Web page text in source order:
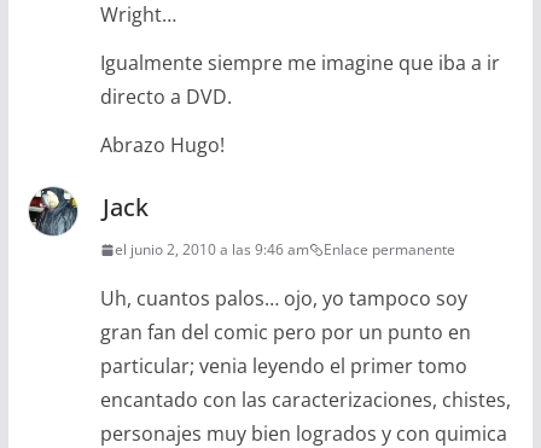
Wright…
Igualmente siempre me imagine que iba a ir
directo a DVD.
Abrazo Hugo!
Jack
el junio 2, 2010 a las 9:46 am Enlace permanente
Uh, cuantos palos… ojo, yo tampoco soy
gran fan del comic pero por un punto en
particular; venia leyendo el primer tomo
encantado con las caracterizaciones, chistes,
personajes muy bien logrados y con quimica